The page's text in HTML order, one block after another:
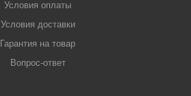
Условия оплаты
Условия доставки
Гарантия на товар
Вопрос-ответ